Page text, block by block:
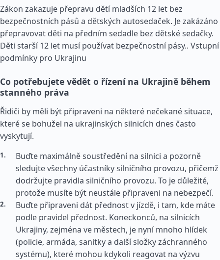
Zákon zakazuje přepravu dětí mladších 12 let bez
bezpečnostních pásů a dětských autosedaček. Je zakázáno
přepravovat děti na předním sedadle bez dětské sedačky.
Děti starší 12 let musí používat bezpečnostní pásy.. Vstupní
podmínky pro Ukrajinu
Co potřebujete vědět o řízení na Ukrajině během
stanného práva
Řidiči by měli být připraveni na některé nečekané situace,
které se bohužel na ukrajinských silnicích dnes často
vyskytují.
Buďte maximálně soustředění na silnici a pozorně
sledujte všechny účastníky silničního provozu, přičemž
dodržujte pravidla silničního provozu. To je důležité,
protože musíte být neustále připraveni na nebezpečí.
Buďte připraveni dát přednost v jízdě, i tam, kde máte
podle pravidel přednost. Koneckonců, na silnicích
Ukrajiny, zejména ve městech, je nyní mnoho hlídek
(policie, armáda, sanitky a další složky záchranného
systému), které mohou kdykoli reagovat na výzvu